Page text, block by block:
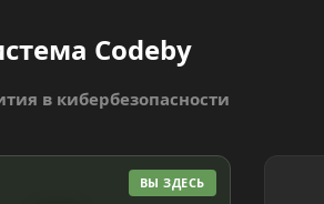
Codeby
в кибербезопасности
ВЫ ЗДЕСЬ